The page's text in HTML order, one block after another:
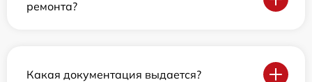
ремонта?
Какая документация выдается?